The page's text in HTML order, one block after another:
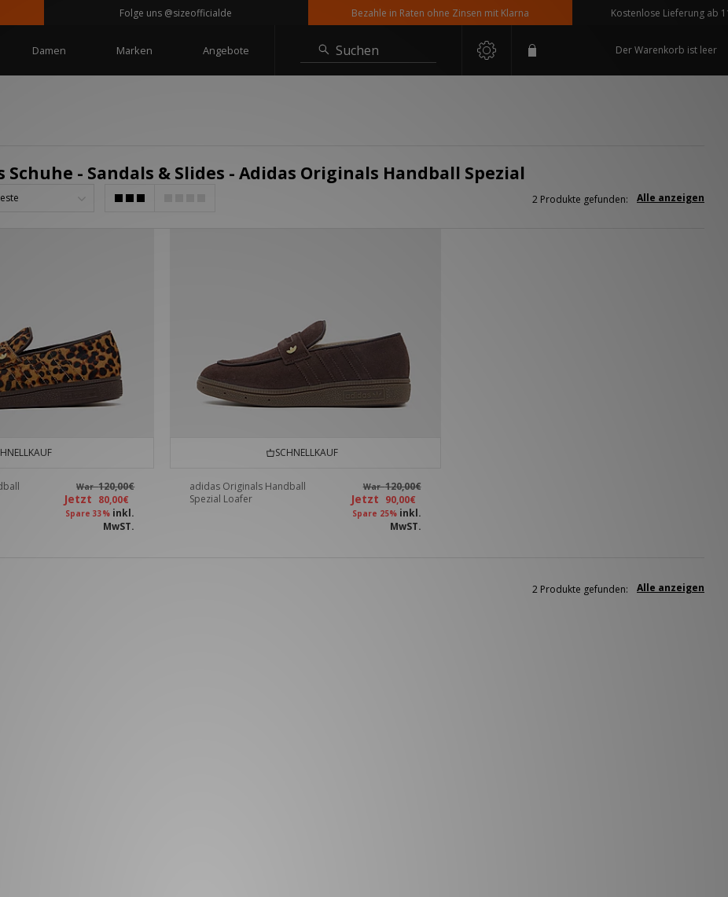
Folge uns @sizeofficialde Bezahle in Raten ohne Zinsen mit Klarna Kostenlose Lieferung ab
Damen Marken Angebote Suchen Der Warenkorb ist leer
Schuhe - Sandals & Slides - Adidas Originals Handball Spezial
Alle anzeigen
2 Produkte gefunden:
War120,00€
Jetzt 80,00€
Spare 33% inkl.
MwST.
SCHNELLKAUF
adidas Originals Handball
Spezial Loafer
War120,00€
Jetzt 90,00€
Spare 25% inkl.
MwST.
Alle anzeigen
2 Produkte gefunden: